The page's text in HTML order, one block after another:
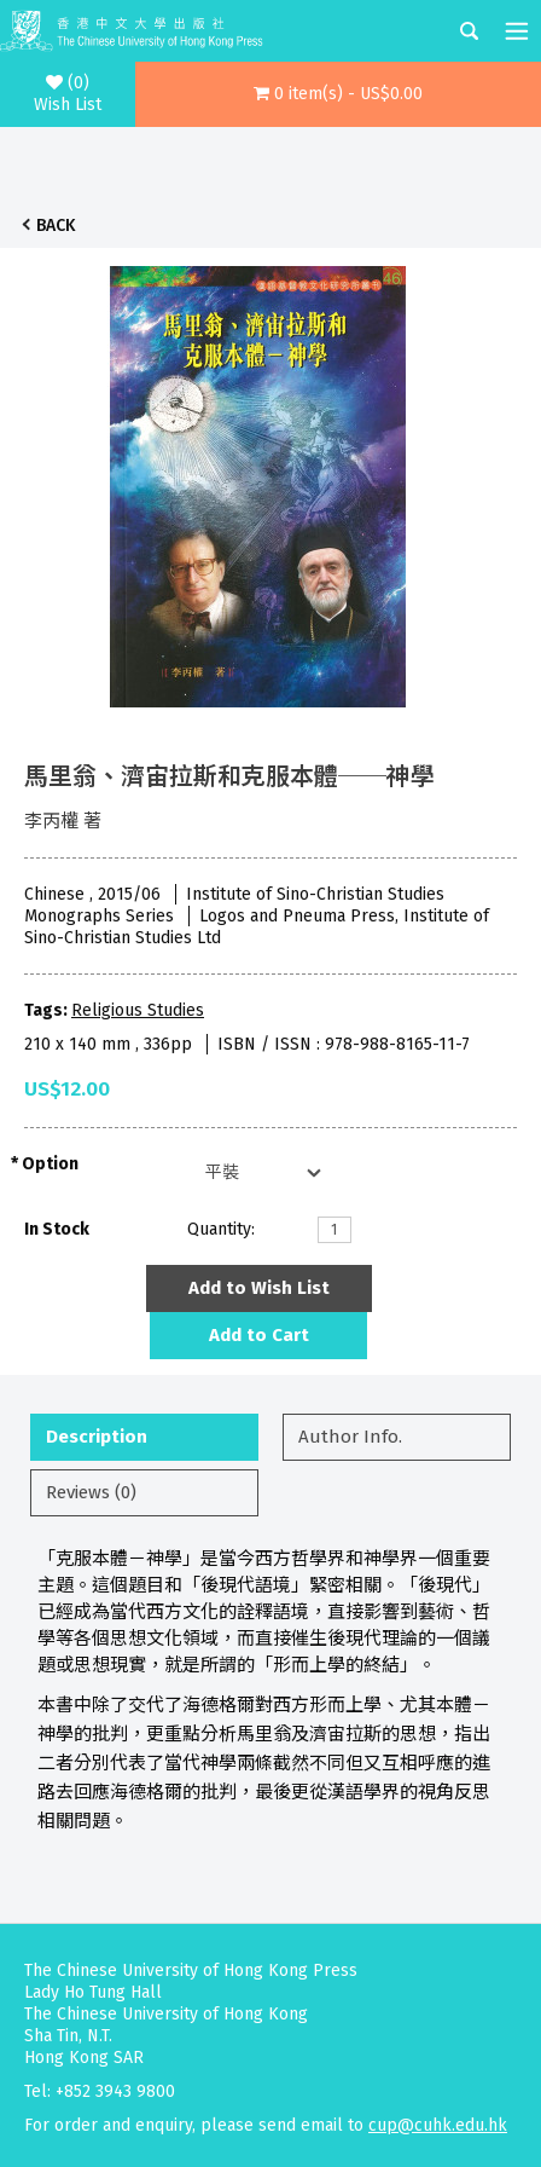
(0)
Wish List
0 item(s) - US$0.00
BACK
馬里翁、濟宙拉斯和克服本體──神學
李丙權 著
Chinese , 2015/06
Institute of Sino-Christian Studies
Monographs Series
Logos and Pneuma Press, Institute of
Sino-Christian Studies Ltd
Tags: Religious Studies
210 x 140 mm , 336pp
ISBN / ISSN : 978-988-8165-11-7
US$12.00
Option
In Stock Quantity:
Add to Wish List
Add to Cart
Description Author Info.
Reviews (0)
「克服本體－神學」是當今西方哲學界和神學界一個重要
主題。這個題目和「後現代語境」緊密相關。「後現代」
已經成為當代西方文化的詮釋語境，直接影響到藝術、哲
學等各個思想文化領域，而直接催生後現代理論的一個議
題或思想現實，就是所謂的「形而上學的終結」。
本書中除了交代了海德格爾對西方形而上學、尤其本體－
神學的批判，更重點分析馬里翁及濟宙拉斯的思想，指出
二者分別代表了當代神學兩條截然不同但又互相呼應的進
路去回應海德格爾的批判，最後更從漢語學界的視角反思
相關問題。
The Chinese University of Hong Kong Press
Lady Ho Tung Hall
The Chinese University of Hong Kong
Sha Tin, N.T.
Hong Kong SAR
Tel: +852 3943 9800
For order and enquiry, please send email to cup@cuhk.edu.hk